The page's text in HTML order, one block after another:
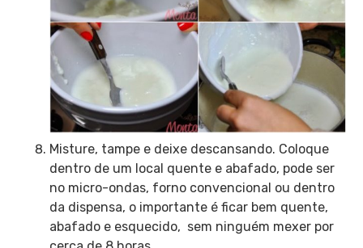
Misture, tampe e deixe descansando. Coloque
dentro de um local quente e abafado, pode ser
no micro-ondas, forno convencional ou dentro
da dispensa, o importante é ficar bem quente,
abafado e esquecido, sem ninguém mexer por